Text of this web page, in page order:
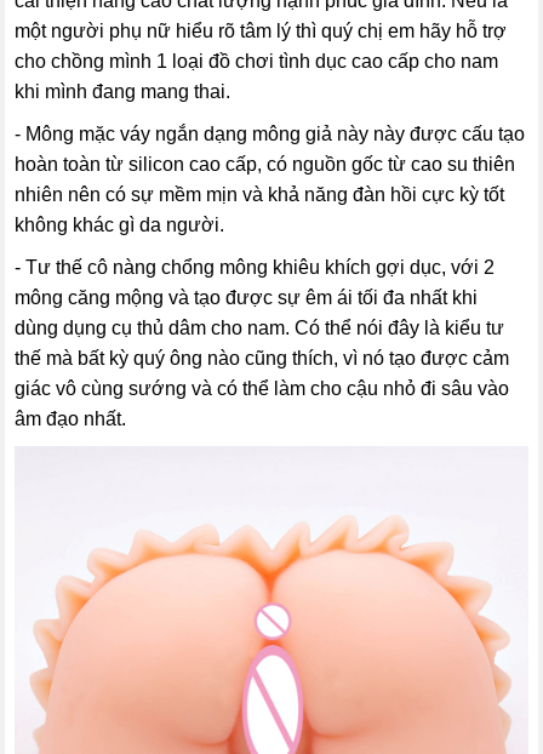
một người phụ nữ hiểu rõ tâm lý thì quý chị em hãy hỗ trợ
cho chồng mình 1 loại đồ chơi tình dục cao cấp cho nam
khi mình đang mang thai.
- Mông mặc váy ngắn dạng mông giả này này được cấu tạo
hoàn toàn từ silicon cao cấp, có nguồn gốc từ cao su thiên
nhiên nên có sự mềm mịn và khả năng đàn hồi cực kỳ tốt
không khác gì da người.
- Tư thế cô nàng chổng mông khiêu khích gợi dục, với 2
mông căng mộng và tạo được sự êm ái tối đa nhất khi
dùng dụng cụ thủ dâm cho nam. Có thể nói đây là kiểu tư
thế mà bất kỳ quý ông nào cũng thích, vì nó tạo được cảm
giác vô cùng sướng và có thể làm cho cậu nhỏ đi sâu vào
âm đạo nhất.